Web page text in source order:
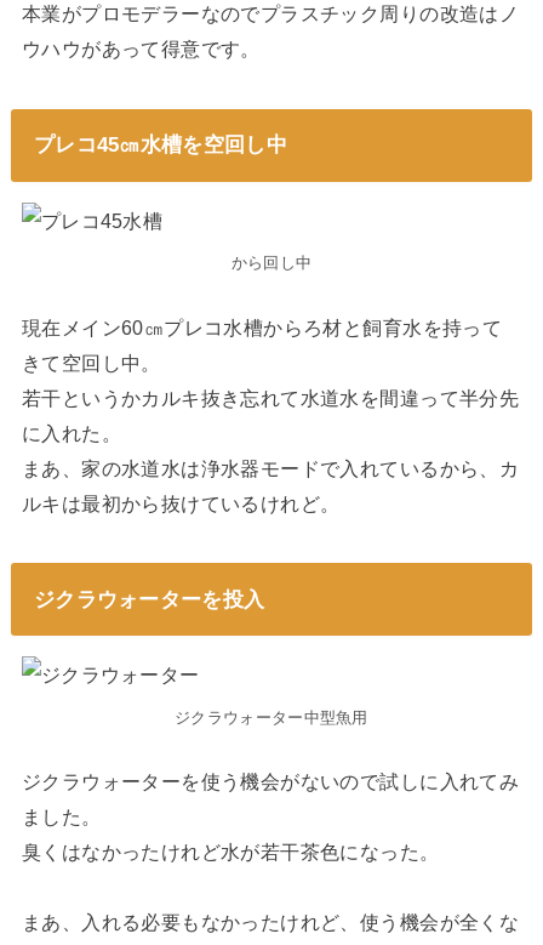
本業がプロモデラーなのでプラスチック周りの改造はノ
ウハウがあって得意です。
プレコ45㎝水槽を空回し中
から回し中
現在メイン60㎝プレコ水槽からろ材と飼育水を持って
きて空回し中。
若干というかカルキ抜き忘れて水道水を間違って半分先
に入れた。
まあ、家の水道水は浄水器モードで入れているから、カ
ルキは最初から抜けているけれど。
ジクラウォーターを投入
ジクラウォーター中型魚用
ジクラウォーターを使う機会がないので試しに入れてみ
ました。
臭くはなかったけれど水が若干茶色になった。
まあ、入れる必要もなかったけれど、使う機会が全くな